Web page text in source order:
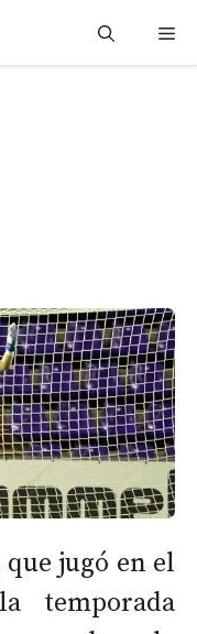
jugó en el
temporada